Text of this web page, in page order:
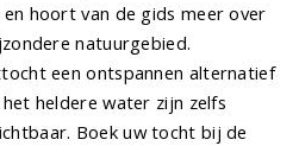
hoort van de gids meer over
natuurgebied.
een ontspannen alternatief
heldere water zijn zelfs
Boek uw tocht bij de